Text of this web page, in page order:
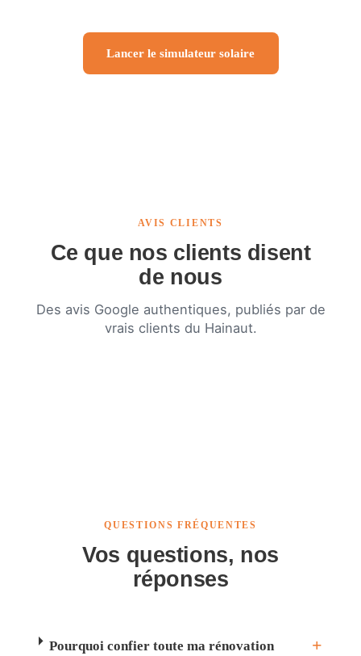
Lancer le simulateur solaire
AVIS CLIENTS
Ce que nos clients disent
de nous
Des avis Google authentiques, publiés par de
vrais clients du Hainaut.
QUESTIONS FRÉQUENTES
Vos questions, nos
réponses
Pourquoi confier toute ma rénovation